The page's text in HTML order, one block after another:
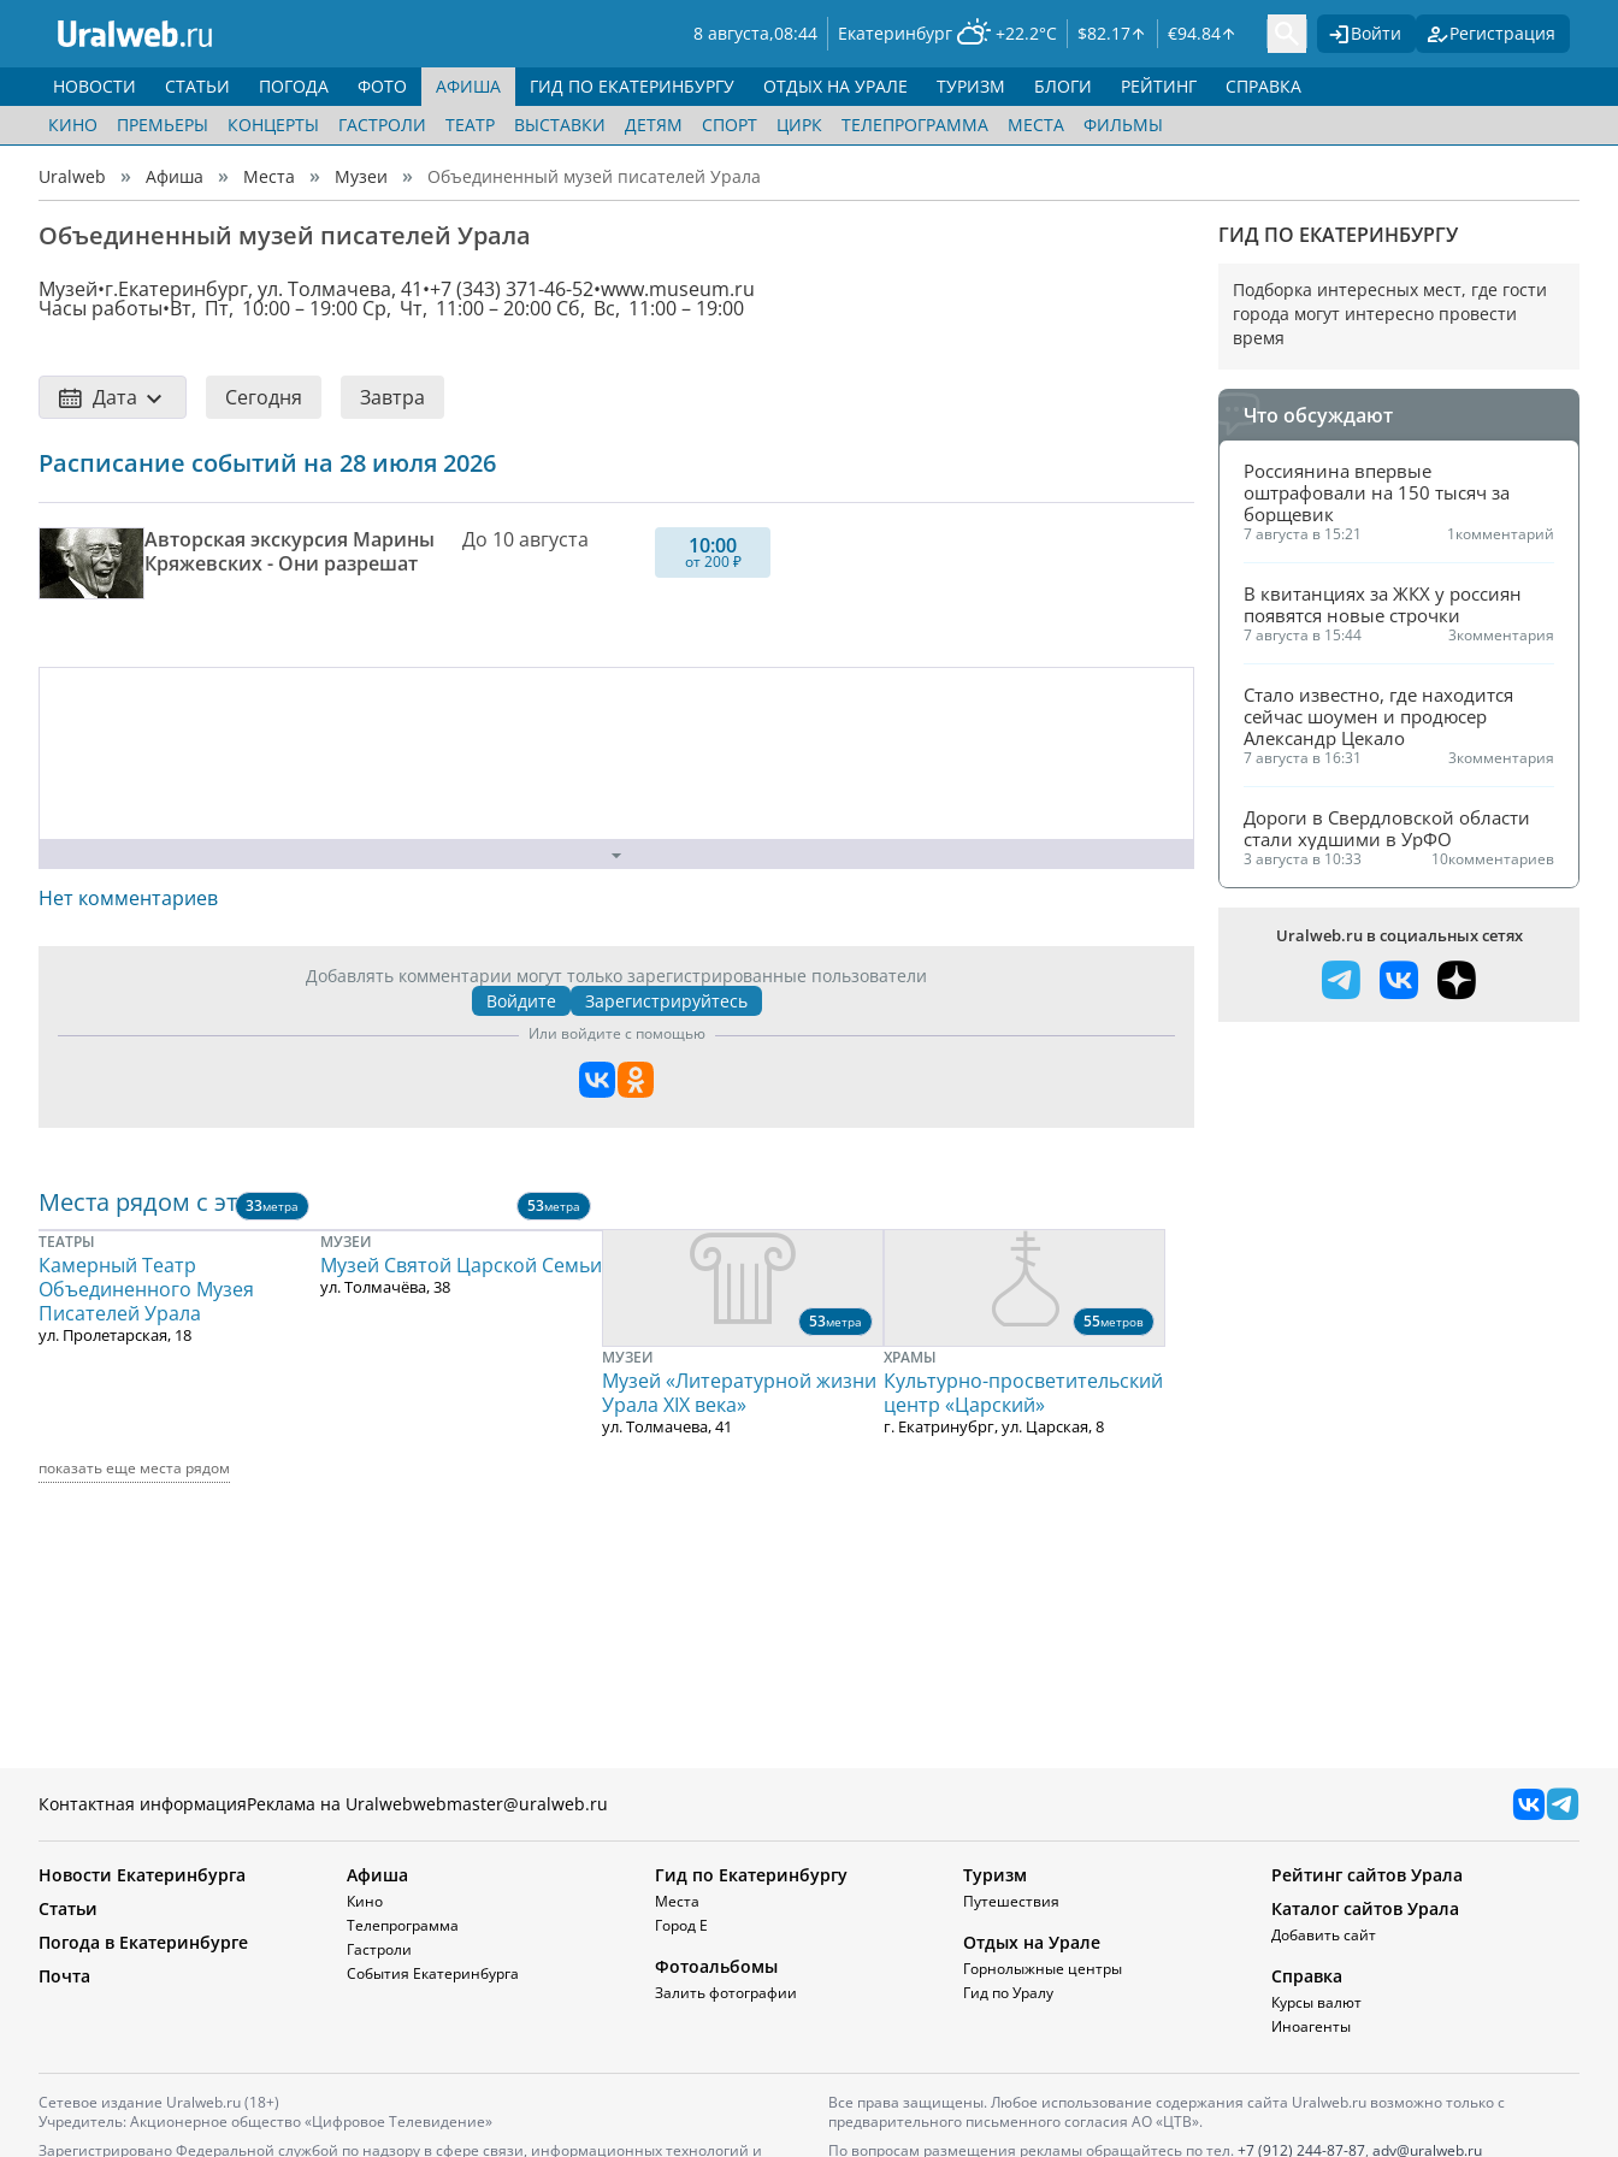
8 августа,08:44 Екатеринбург +22.2°C $82.17 €94.84 Войти Регистрация
НОВОСТИ СТАТЬИ ПОГОДА ФОТО
АФИША
КИНО
ПРЕМЬЕРЫ КОНЦЕРТЫ ГАСТРОЛИ ТЕАТР ВЫСТАВКИ ДЕТЯМ СПОРТ ЦИРК ТЕЛЕПРОГРАММА МЕСТА ФИЛЬМЫ
ГИД ПО ЕКАТЕРИНБУРГУ ОТДЫХ НА УРАЛЕ ТУРИЗМ БЛОГИ РЕЙТИНГ СПРАВКА
Uralweb Афиша Места Музеи Объединенный музей писателей Урала
Объединенный музей писателей Урала
Музей г.Екатеринбург, ул. Толмачева, 41 +7 (343) 371-46-52 www.museum.ru
Часы работы Вт, Пт, 10:00 – 19:00 Ср, Чт, 11:00 – 20:00 Сб, Вс, 11:00 – 19:00
Дата Сегодня Завтра
Расписание событий на 28 июля 2026
Авторская экскурсия Марины
Кряжевских - Они разрешат
До 10 августа 10:00
от 200 ₽
Нет комментариев
Добавлять комментарии могут только зарегистрированные пользователи
Войдите
Зарегистрируйтесь
Или войдите с помощью
Места рядом с этим
33метра
ТЕАТРЫ
Камерный Театр
Объединенного Музея
Писателей Урала
ул. Пролетарская, 18
53метра
МУЗЕИ
Музей Святой Царской Семьи
ул. Толмачёва, 38
53метра
МУЗЕИ
Музей «Литературной жизни
Урала ХIХ века»
ул. Толмачева, 41
55метров
ХРАМЫ
Культурно-просветительский
центр «Царский»
г. Екатринубрг, ул. Царская, 8
показать еще места рядом
ГИД ПО ЕКАТЕРИНБУРГУ
Подборка интересных мест, где гости
города могут интересно провести
время
Что обсуждают
Россиянина впервые
оштрафовали на 150 тысяч за
борщевик
7 августа в 15:21 1комментарий
В квитанциях за ЖКХ у россиян
появятся новые строчки
7 августа в 15:44 3комментария
Стало известно, где находится
сейчас шоумен и продюсер
Александр Цекало
7 августа в 16:31 3комментария
Дороги в Свердловской области
стали худшими в УрФО
3 августа в 10:33 10комментариев
Uralweb.ru в социальных сетях
Контактная информацияРеклама на Uralwebwebmaster@uralweb.ru
Новости Екатеринбурга
Статьи
Погода в Екатеринбурге
Почта
Афиша
Кино
Телепрограмма
Гастроли
События Екатеринбурга
Гид по Екатеринбургу
Места
Город Е
Фотоальбомы
Залить фотографии
Туризм
Путешествия
Отдых на Урале
Горнолыжные центры
Гид по Уралу
Рейтинг сайтов Урала
Каталог сайтов Урала
Добавить сайт
Справка
Курсы валют
Иноагенты
Сетевое издание Uralweb.ru (18+)
Учредитель: Акционерное общество «Цифровое Телевидение»
Зарегистрировано Федеральной службой по надзору в сфере связи, информационных технологий и
Все права защищены. Любое использование содержания сайта Uralweb.ru возможно только с
предварительного письменного согласия АО «ЦТВ».
По вопросам размещения рекламы обращайтесь по тел. +7 (912) 244-87-87, adv@uralweb.ru